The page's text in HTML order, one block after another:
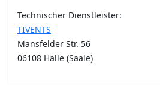
Technischer Dienstleister:
TIVENTS
Mansfelder Str. 56
06108 Halle (Saale)